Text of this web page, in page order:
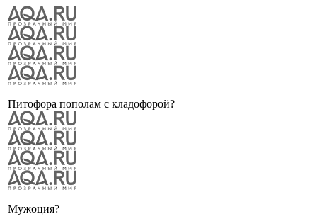
Питофора пополам с кладофорой?
Мужоция?